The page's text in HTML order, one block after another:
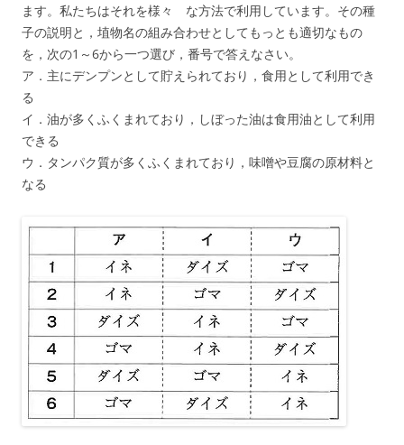
ます。私たちはそれを様々 な方法で利用しています。その種
子の説明と，埴物名の組み合わせとしてもっとも適切なもの
を，次の1～6から一つ選び，番号で答えなさい。
ア．主にデンプンとして貯えられており，食用として利用でき
る
イ．油が多くふくまれており，しぼった油は食用油として利用
できる
ウ．タンパク質が多くふくまれており，味噌や豆腐の原材料と
なる